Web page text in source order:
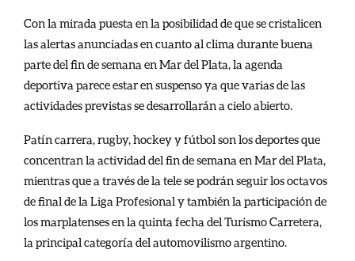
Con la mirada puesta en la posibilidad de que se cristalicen
las alertas anunciadas en cuanto al clima durante buena
parte del fin de semana en Mar del Plata, la agenda
deportiva parece estar en suspenso ya que varias de las
actividades previstas se desarrollarán a cielo abierto.
Patín carrera, rugby, hockey y fútbol son los deportes que
concentran la actividad del fin de semana en Mar del Plata,
mientras que a través de la tele se podrán seguir los octavos
de final de la Liga Profesional y también la participación de
los marplatenses en la quinta fecha del Turismo Carretera,
la principal categoría del automovilismo argentino.